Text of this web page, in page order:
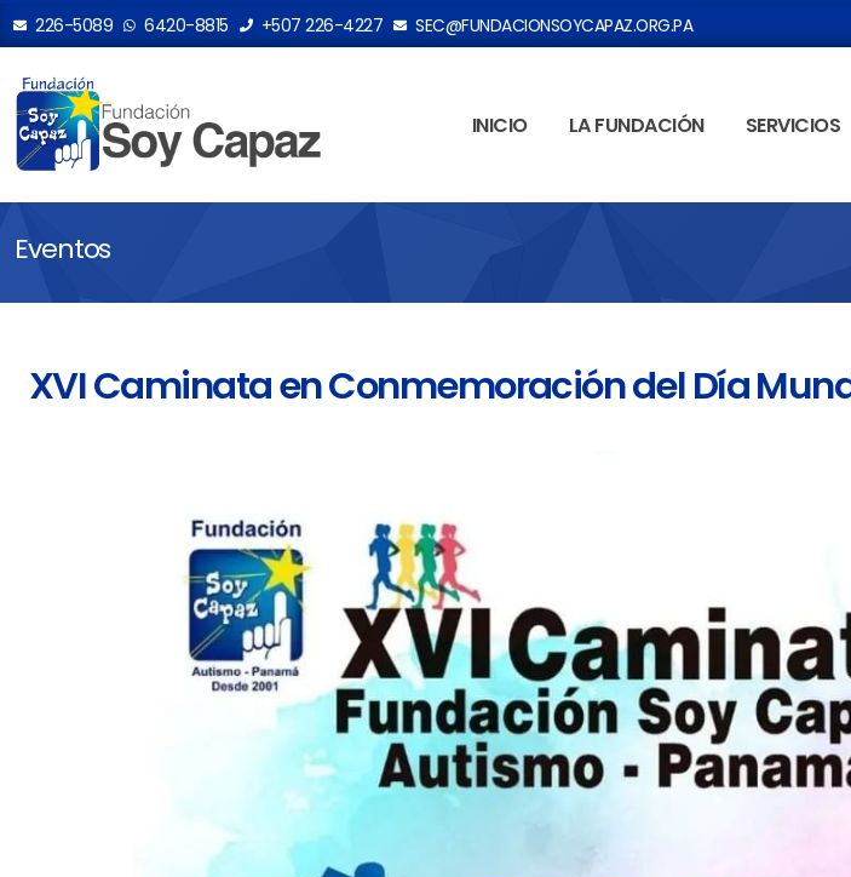
226-5089 6420-8815 +507 226-4227 SEC@FUNDACIONSOYCAPAZ.ORG.PA
INICIO LA FUNDACIÓN SERVICIOS
Eventos
XVI Caminata en Conmemoración del Dí­a